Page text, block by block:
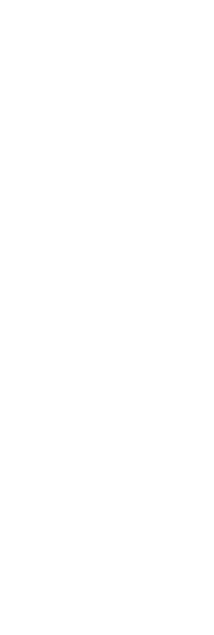
戏作品里，每当红月
偏差，有那么几次在